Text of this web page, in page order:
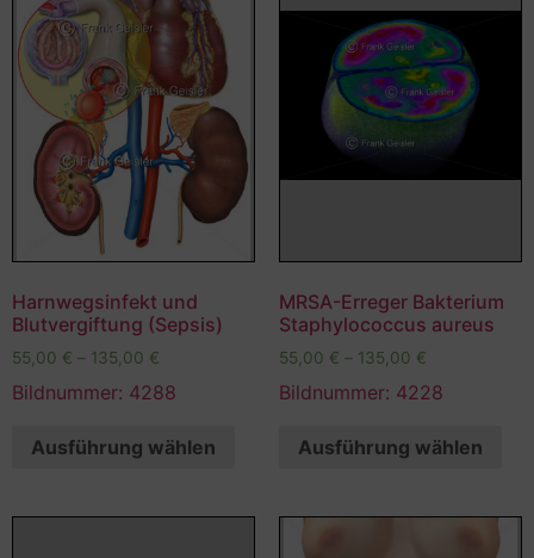
Harnwegsinfekt und
Blutvergiftung (Sepsis)
55,00 € – 135,00 €
Bildnummer: 4288
Ausführung wählen
MRSA-Erreger Bakterium
Staphylococcus aureus
55,00 € – 135,00 €
Bildnummer: 4228
Ausführung wählen